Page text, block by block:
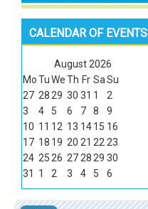
CALENDAR OF EVENTS
August2026
MoTuWeTh Fr SaSu
27 2829 30 31 1
2
3
4 5 6 7 8
9
10 11 12 13 1415 16
17 18 19 20 21 2223
24 2526 272829 30
31
1 2 3 4 5 6